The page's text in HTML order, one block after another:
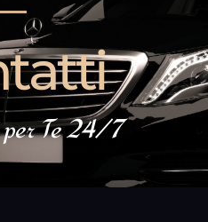
Te 24/7